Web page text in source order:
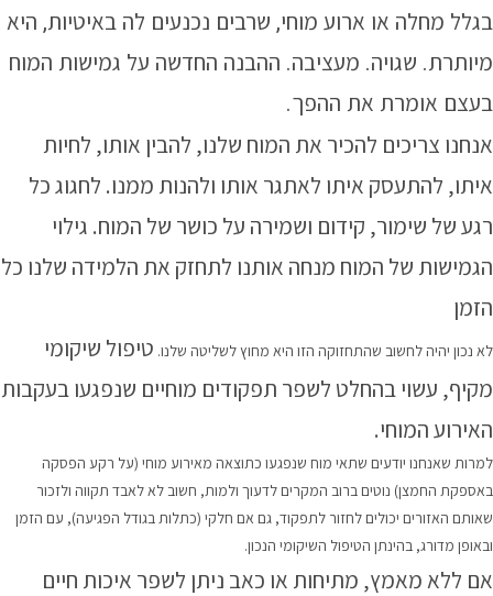
בגלל מחלה או ארוע מוחי, שרבים נכנעים לה באיטיות, היא
מיותרת. שגויה. מעציבה. ההבנה החדשה על גמישות המוח
בעצם אומרת את ההפך.
אנחנו צריכים להכיר את המוח שלנו, להבין אותו, לחיות
איתו, להתעסק איתו לאתגר אותו ולהנות ממנו. לחגוג כל
רגע של שימור, קידום ושמירה על כושר של המוח. גילוי
הגמישות של המוח מנחה אותנו לתחזק את הלמידה שלנו כל
הזמן
לא נכון יהיה לחשוב שהתחזוקה הזו היא מחוץ לשליטה שלנו. טיפול שיקומי
מקיף, עשוי בהחלט לשפר תפקודים מוחיים שנפגעו בעקבות
האירוע המוחי.
למרות שאנחנו יודעים שתאי מוח שנפגעו כתוצאה מאירוע מוחי (על רקע הפסקה
באספקת החמצן) נוטים ברוב המקרים לדעוך ולמות, חשוב לא לאבד תקווה ולזכור
שאותם האזורים יכולים לחזור לתפקוד, גם אם חלקי (כתלות בגודל הפגיעה), עם הזמן
ובאופן מדורג, בהינתן הטיפול השיקומי הנכון.
אם ללא מאמץ, מתיחות או כאב ניתן לשפר איכות חיים